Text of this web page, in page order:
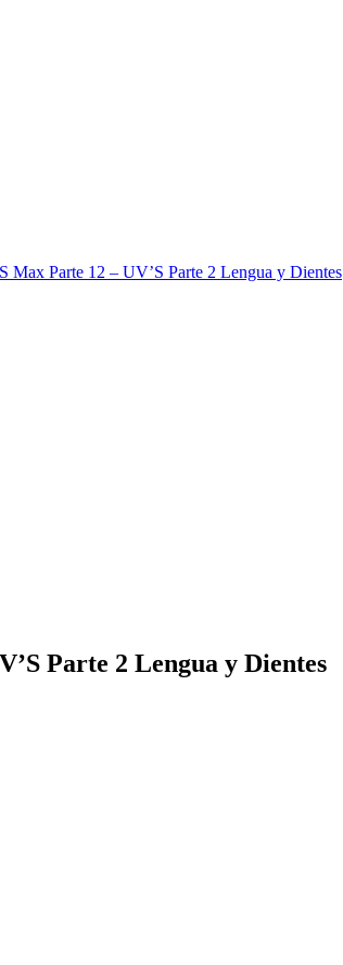
Max Parte 12 – UV’S Parte 2 Lengua y Dientes
Parte 2 Lengua y Dientes